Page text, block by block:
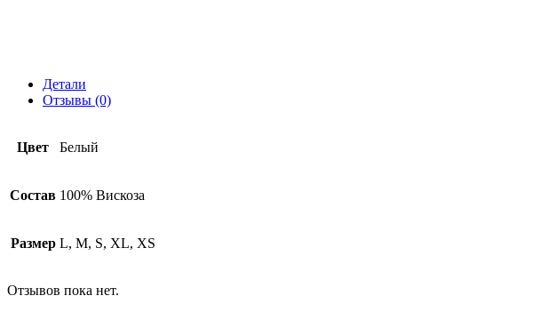
Детали
Отзывы (0)
Цвет Белый
Состав 100% Вискоза
Размер L, M, S, XL, XS
Отзывов пока нет.